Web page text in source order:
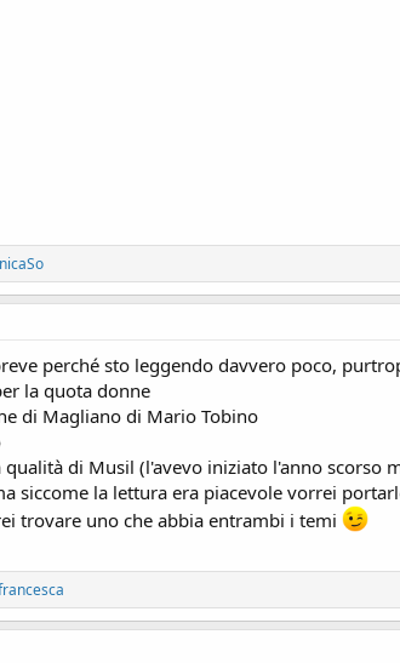
perché sto leggendo davvero poco,
la quota donne
di Magliano di Mario Tobino
qualità di Musil (l'avevo iniziato l'anno
siccome la lettura era piacevole vorrei
trovare uno che abbia entrambi i temi